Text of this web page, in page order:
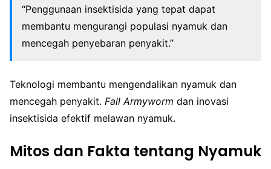
“Penggunaan insektisida yang tepat dapat
membantu mengurangi populasi nyamuk dan
mencegah penyebaran penyakit.”
Teknologi membantu mengendalikan nyamuk dan
mencegah penyakit. Fall Armyworm dan inovasi
insektisida efektif melawan nyamuk.
Mitos dan Fakta tentang Nyamuk